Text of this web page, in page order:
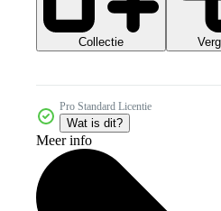
Collectie
Pro Standard Licentie
Wat is dit?
Meer info